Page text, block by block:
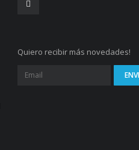
Quiero recibir más novedades!